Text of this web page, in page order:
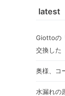
latest
Giottoの
交換した
奥様、コ
水漏れの